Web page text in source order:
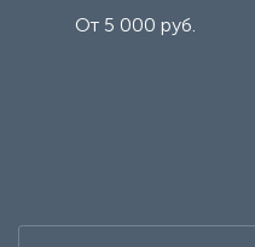
От 5 000 руб.